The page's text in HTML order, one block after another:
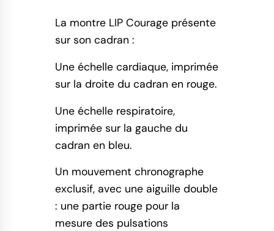
La montre LIP Courage présente
sur son cadran :
Une échelle cardiaque, imprimée
sur la droite du cadran en rouge.
Une échelle respiratoire,
imprimée sur la gauche du
cadran en bleu.
Un mouvement chronographe
exclusif, avec une aiguille double
: une partie rouge pour la
mesure des pulsations